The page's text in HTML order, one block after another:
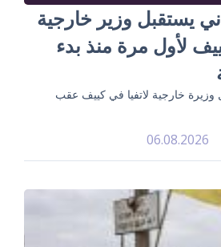
يستقبل وزير خارجية
لأول مرة منذ بدء
وزيرة خارجية لاتفيا في كييف عقب
06.08.2026